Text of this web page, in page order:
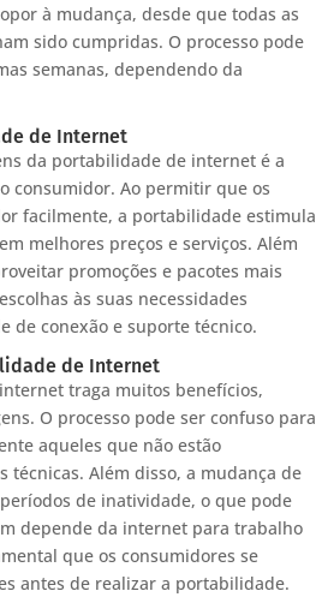
à mudança, desde que todas as
sido cumpridas. O processo pode
semanas, dependendo da
de Internet
da portabilidade de internet é a
consumidor. Ao permitir que os
facilmente, a portabilidade estimula
melhores preços e serviços. Além
promoções e pacotes mais
às suas necessidades
de conexão e suporte técnico.
de Internet
traga muitos benefícios,
O processo pode ser confuso para
aqueles que não estão
técnicas. Além disso, a mudança de
de inatividade, o que pode
depende da internet para trabalho
que os consumidores se
antes de realizar a portabilidade.